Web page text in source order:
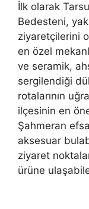
İlk olarak
Bedesteni,
ziyaretçilerini
en özel
ve seramik,
sergilendiği
rotalarının
ilçesinin en
Şahmeran
aksesuar
ziyaret
ürüne